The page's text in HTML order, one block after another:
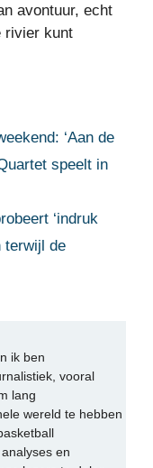
avontuur, echt
rivier kunt
‘Aan de
speelt in
‘indruk
terwijl de
ik ben
vooral
lang
wereld te hebben
en